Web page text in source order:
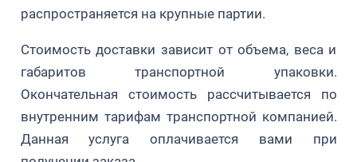
США.
Сорт голубики был выбран из 77 братьев и
сестер в 1995 году. Первоначальный отбор
оценивался в Бентон-Харбор в течение 11 лет.
Автор сорта Дрейпер Джеймс Ф. Хэнкок. —
заслуженный профессор Мичиганского
государственного университета, член
распространяется на крупные партии.
Стоимость доставки зависит от объема, веса и
габаритов транспортной упаковки.
Окончательная стоимость рассчитывается по
внутренним тарифам транспортной компанией.
Данная услуга оплачивается вами при